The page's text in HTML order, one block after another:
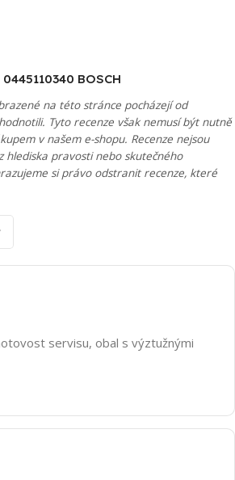
BOSCH
na této stránce pocházejí od
Tyto recenze však nemusí být nutně
v našem e-shopu. Recenze nejsou
hlediska pravosti nebo skutečného
si právo odstranit recenze, které
servisu, obal s výztužnými